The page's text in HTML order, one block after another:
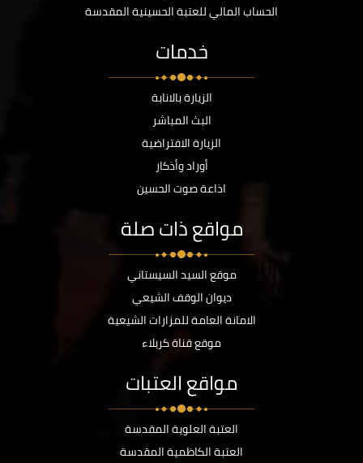
الحساب المالي للعتبة الحسينية المقدسة
خدمات
الزيارة بالانابة
البث المباشر
الزيارة الافتراضية
أوراد وأذكار
اذاعة صوت الحسين
مواقع ذات صلة
موقع السيد السيستاني
ديوان الوقف الشيعي
الامانة العامة للمزارات الشيعية
موقع قناة كربلاء
مواقع العتبات
العتبة العلوية المقدسة
العتبة الكاظمية المقدسة